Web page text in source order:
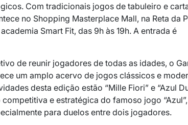
Com tradicionais jogos de tabuleiro e
no Shopping Masterplace Mall, na Reta da
Smart Fit, das 9h às 19h. A entrada é
de reunir jogadores de todas as idades, o
um amplo acervo de jogos clássicos e
desta edição estão “Mille Fiori” e “Azul
competitiva e estratégica do famoso jogo “Azul”,
para duelos entre dois jogadores.